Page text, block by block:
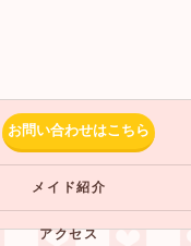
お問い合わせはこちら
メイド紹介
アクセス